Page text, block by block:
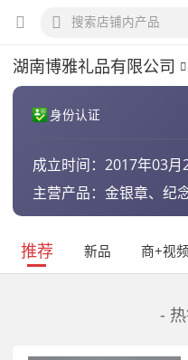
湖南博雅礼品有限公司
身份认证
成立时间：2017年03月
主营产品：金银章、纪
推荐 新品 商+视频
-